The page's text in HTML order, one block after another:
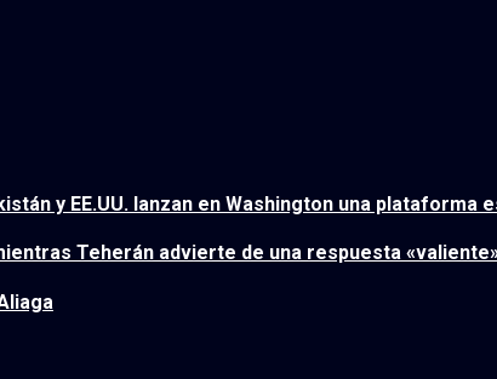
y EE.UU. lanzan en Washington una
Teherán advierte de una respuesta